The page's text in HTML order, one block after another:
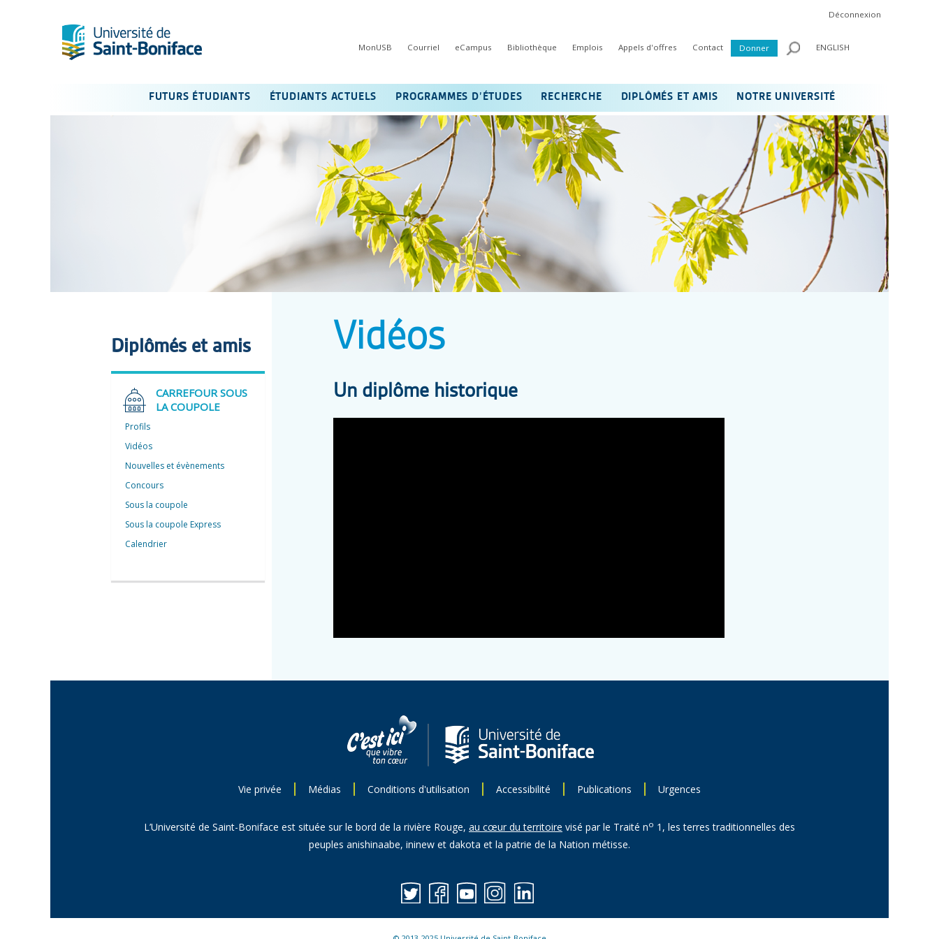
Déconnexion
MonUSB Courriel eCampus Bibliothèque Emplois Appels d'offres Contact Donner ENGLISH
FUTURS ÉTUDIANTS ÉTUDIANTS ACTUELS PROGRAMMES D’ÉTUDES RECHERCHE DIPLÔMÉS ET AMIS NOTRE UNIVERSITÉ
Vidéos
Un diplôme historique
Diplômés et amis
CARREFOUR SOUS
LA COUPOLE
Profils
Vidéos
Nouvelles et évènements
Concours
Sous la coupole
Sous la coupole Express
Calendrier
Vie privée Médias Conditions d'utilisation Accessibilité Publications Urgences
L’Université de Saint-Boniface est située sur le bord de la rivière Rouge, au cœur du territoire visé par le Traité no 1, les terres traditionnelles des
peuples anishinaabe, ininew et dakota et la patrie de la Nation métisse.